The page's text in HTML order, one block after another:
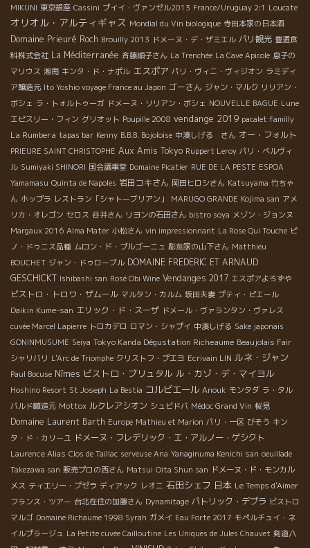
MIKUNI 東京銀座 Cassini プイイ・ヴァンゼル2013 France/Uruguay 2:1 Loucate
オリオル・アルティギャス Mondial du Vin biologique 寺田本家の日本酒
Domaine Prieuré Roch Brouilly 2013 ドメーヌ・デ・ザミエル パリ観光 豊通食
料株式会社 La Méditerranée 斉藤順子さん La Trenchée La Cave Apicole 息子の
マリウス 湘南 キンタ・ド・ナポル エスポア パリ・ヴィニ・ヴィジオン ラミディ
ア醸造元 Ito Yoshio voyage France au Japon ゴーさん ジャン・マルク リリアン・
ボシェ ラ・トォルトゥーガ ドメーヌ・リリアン・ボシェ NOUVELLE BAGUE Lune
エピスリー・フィン グリオット Poupille 2008 vendange 2019 pacalet familly
La Rumbera tapas bar Kenny B.B.B. Bojoloise 中湊しげる さん オー・フォルト
PRIEURE SAINT CHRISTOPHE Aux Amis Tokyo Ruppert Leroy パリ・ベルヴィ
ル Sumiyaki SHINORI 国会議事堂 Domaine Picatier RUE DE LA PESTE ESPOA
Yamamasu Quinta de Napoles 岩田コキさん 岡田ヒロシさん Katsuyama 竹ちゃ
ん ホップラ レストラン「シャトーブリアン」 MARUGO GRANDE Kojima san アメ
リカ・オレゴン セロス 谷井さん リヨンの石田さん bistro soya メゾン・ジョンヌ
Margaux 2016 Alma Mater 小松さん vin impressionnant La Rose Qui Touche ピ
ノ・ドゥニス品種 ムロン・ド・ブルゴーニュ 彫刻家の山下さん Matthieu
BOUCHET ジャン・ドゥローブル DOMAINE FREDERIC ET ARNAUD
GESCHICKT Ishibashi san Rosé Obi Wine Vendanges 2017 エスポアよろずや
ビストロ・トロワ・ザムール マルタン・カルム 坂田夫妻 プティ・ピエール
Daikin Kume-san エリック・ド・スーザ ドメール・ヴァランタン・ヴァレス
cuvée Marcel Lapierre トロカデロ ロマン・シャプイ 中湊しげる Sake japonais
GONINMUSUME Seiya Tokyo Kanda Dégustation Richeaume Beaujolais Fair
シャリバリ L'Arc de Triomphe クリストフ・プエヨ Ecrivain LIN ルネ・ジャン
Paul Bocuse Nîmes ビストロ・ブリュタル ル・カゾ・デ・マイヨル
Hoshino Resort St Joseph La Bestia コルビエール Anouk モンタダ ラ・タル
バルド醸造元 Mottox ルクレアシオン シュビドバ Médoc Grand Vin 桜見
Domaine Laurent Barth Europe Mathieu et Marion パリ・一区 びそう キン
タ・ド・カリーユ ドメーヌ・フレデリック・エ・アルノー・ゲシクト
Laurence Alias Clos de Taillac serveuse Ana Yanaginuma Kenichi san oeuillade
Takezawa san 販売プロの西さん Matsui Oita Shun san ドメーヌ・ド・モンカル
メス ティエリー・プゼラ ディアック レオニ 石田シェフ 日本 Le Temps d'Aimer
フランス・ツアー 台北在住の加藤さん Dynamitage パトリック・デプラ ビストロ
マルゴ Domaine Richaume 1998 Syrah ガメイ Eau Forte 2017 モペルチュイ・ネ
イルプラージュ La Petite cuvée Cailloutine Les Uniques de Jules Chauvet 剣道八